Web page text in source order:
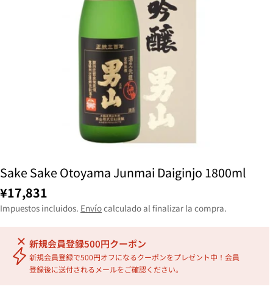
Sake Sake Otoyama Junmai Daiginjo 1800ml
¥17,831
Impuestos incluidos. Envíocalculado al finalizar la compra.
新規会員登録500円クーポン
新規会員登録で500円オフになるクーポンをプレゼント中！会員
登録後に送付されるメールをご確認ください。